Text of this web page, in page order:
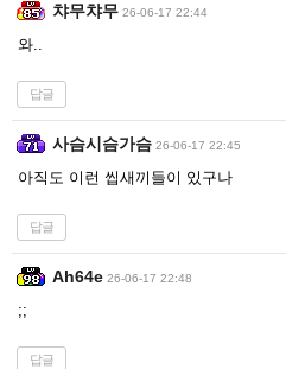
챠무챠무 26-06-17 22:44
와..
답글
사슴시슴가슴 26-06-17 22:45
아직도 이런 씹새끼들이 있구나
답글
Ah64e 26-06-17 22:48
;;
답글